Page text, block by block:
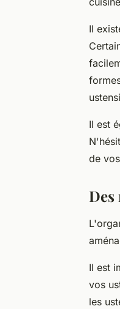
Il
Il est
de
Des
Il est
vos
les